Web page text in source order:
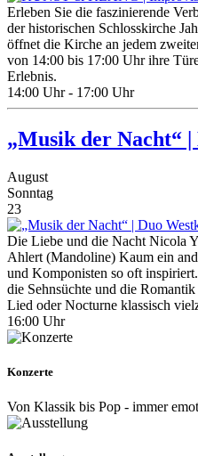
Erleben Sie die faszinierende
der historischen Schlosskirche
öffnet die Kirche an jedem
von 14:00 bis 17:00 Uhr ihre
Erlebnis.​
14:00 Uhr - 17:00 Uhr
„Musik der Nacht“ |
August
Sonntag
23
Die Liebe und die Nacht Nicola
Ahlert (Mandoline) Kaum ein
und Komponisten so oft
die Sehnsüchte und die
Lied oder Nocturne klassisch
16:00 Uhr
Konzerte
Von Klassik bis Pop - immer